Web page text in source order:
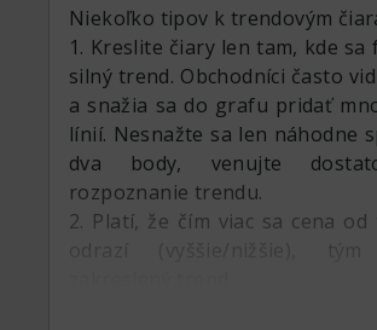
Niekoľko tipov k trendovým
1. Kreslite čiary len tam, kde sa
silný trend. Obchodníci často
a snažia sa do grafu pridať
línií. Nesnažte sa len náhodne
dva body, venujte
rozpoznanie trendu.
2. Platí, že čím viac sa cena